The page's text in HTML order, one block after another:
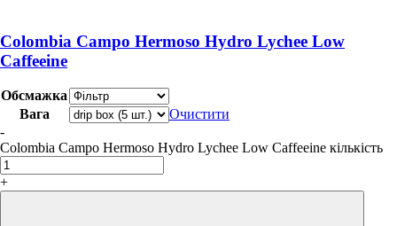
Colombia Campo Hermoso Hydro Lychee Low
Caffeeine
Обсмажка
Вага
Очистити
-
Colombia Campo Hermoso Hydro Lychee Low Caffeeine кількість
+